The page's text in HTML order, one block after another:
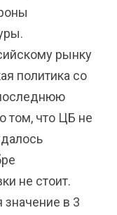
рынку
политика со
том, что ЦБ не
не стоит.
значение в 3